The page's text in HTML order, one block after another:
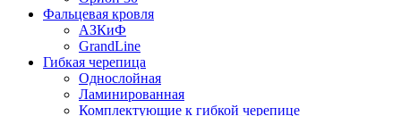
Фальцевая кровля
АЗКиФ
GrandLine
Гибкая черепица
Однослойная
Ламинированная
Комплектующие к гибкой черепице